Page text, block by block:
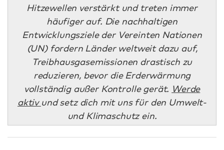
Hitzewellen verstärkt und treten immer
häufiger auf. Die nachhaltigen
Entwicklungsziele der Vereinten Nationen
(UN) fordern Länder weltweit dazu auf,
Treibhausgasemissionen drastisch zu
reduzieren, bevor die Erderwärmung
vollständig außer Kontrolle gerät. Werde
aktiv und setz dich mit uns für den Umwelt-
und Klimaschutz ein.